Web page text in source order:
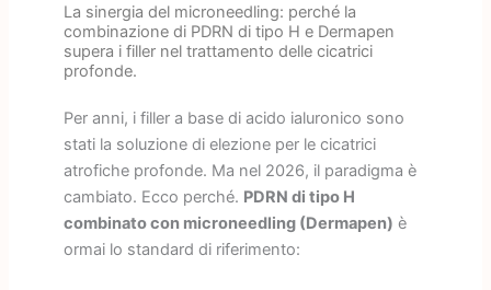
La sinergia del microneedling: perché la
combinazione di PDRN di tipo H e Dermapen
supera i filler nel trattamento delle cicatrici
profonde.
Per anni, i filler a base di acido ialuronico sono
stati la soluzione di elezione per le cicatrici
atrofiche profonde. Ma nel 2026, il paradigma è
cambiato. Ecco perché. PDRN di tipo H
combinato con microneedling (Dermapen) è
ormai lo standard di riferimento: